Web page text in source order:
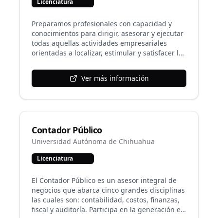
licenciaturas de la Facultad, y a partir del
de Administración Pública y Ciencia Política.
Licenciatura
Preparamos profesionales con capacidad y
conocimientos para dirigir, asesorar y ejecutar
todas aquellas actividades empresariales
orientadas a localizar, estimular y satisfacer la
mercados internacionales, así como orientar y
realizar las inherentes a las importaciones,
recursos y elementos que intervienen en la
industrialización y comercialización de bienes
Ver más información
Contador Público
Universidad Autónoma de Chihuahua
Licenciatura
El Contador Público es un asesor integral de
negocios que abarca cinco grandes disciplinas
las cuales son: contabilidad, costos, finanzas,
fiscal y auditoría. Participa en la generación e